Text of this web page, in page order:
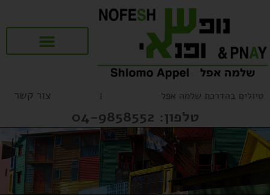
טיולים בהדרכת שלמה אפל צור קשר
טלפון: 04-9858552